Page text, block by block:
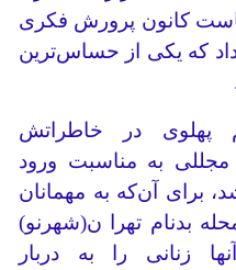
کانون پرورش فکری
داد که یکی از حساس‌ترین
پهلوی در خاطراتش
به مناسبت ورود
برای آن‌که به مهمانان
بدنام تهرا ن(شهرنو)
زنانی را به دربار